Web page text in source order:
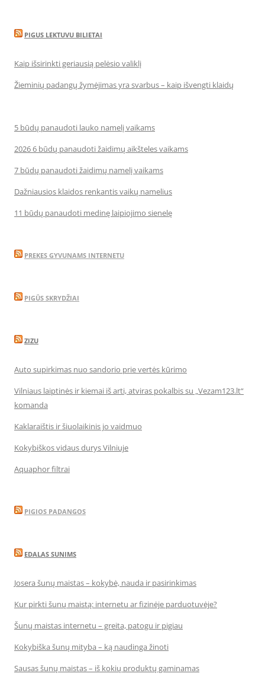
PIGUS LEKTUVU BILIETAI
Kaip išsirinkti geriausią pelėsio valiklį
Žieminių padangų žymėjimas yra svarbus – kaip išvengti klaidų
5 būdų panaudoti lauko namelį vaikams
2026 6 būdų panaudoti žaidimų aikšteles vaikams
7 būdų panaudoti žaidimų namelį vaikams
Dažniausios klaidos renkantis vaikų namelius
11 būdų panaudoti medinę laipiojimo sienelę
PREKES GYVUNAMS INTERNETU
PIGŪS SKRYDŽIAI
ZIZU
Auto supirkimas nuo sandorio prie vertės kūrimo
Vilniaus laiptinės ir kiemai iš arti, atviras pokalbis su „Vezam123.lt“
komanda
Kaklaraištis ir šiuolaikinis jo vaidmuo
Kokybiškos vidaus durys Vilniuje
Aquaphor filtrai
PIGIOS PADANGOS
EDALAS SUNIMS
Josera šunų maistas – kokybė, nauda ir pasirinkimas
Kur pirkti šunų maistą: internetu ar fizinėje parduotuvėje?
Šunų maistas internetu – greita, patogu ir pigiau
Kokybiška šunų mityba – ką naudinga žinoti
Sausas šunų maistas – iš kokių produktų gaminamas